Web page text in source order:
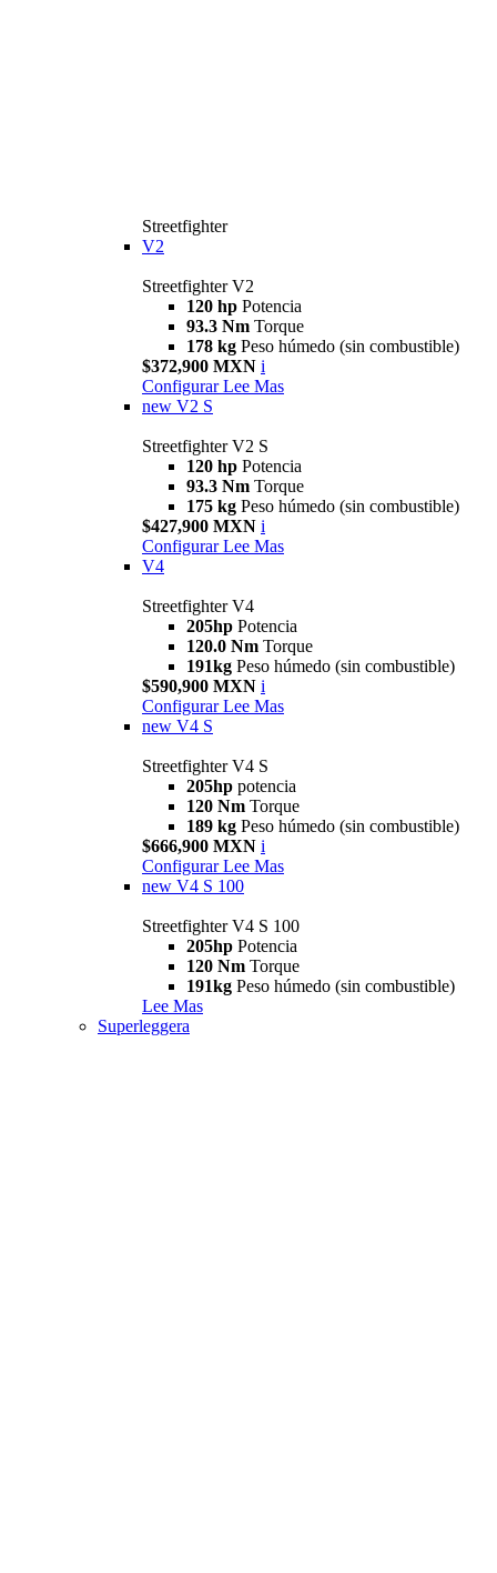
Streetfighter
V2
Streetfighter V2
120 hp Potencia
93.3 Nm Torque
178 kg Peso húmedo (sin combustible)
$372,900 MXN i
Configurar Lee Mas
new V2 S
Streetfighter V2 S
120 hp Potencia
93.3 Nm Torque
175 kg Peso húmedo (sin combustible)
$427,900 MXN i
Configurar Lee Mas
V4
Streetfighter V4
205hp Potencia
120.0 Nm Torque
191kg Peso húmedo (sin combustible)
$590,900 MXN i
Configurar Lee Mas
new V4 S
Streetfighter V4 S
205hp potencia
120 Nm Torque
189 kg Peso húmedo (sin combustible)
$666,900 MXN i
Configurar Lee Mas
new V4 S 100
Streetfighter V4 S 100
205hp Potencia
120 Nm Torque
191kg Peso húmedo (sin combustible)
Lee Mas
Superleggera